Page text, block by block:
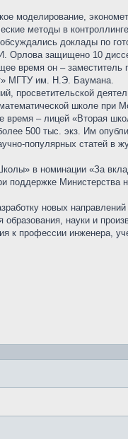
моделирование,
методы в
доклады по
Орлова защищено 10
время он – заместитель
МГТУ им. Н.Э. Баумана.
просветительской
школе при
– лицей «Вторая
500 тыс. экз. Им
популярных статей в
в номинации «За
Министерства
новых направлений
науки и
к профессии инженера,